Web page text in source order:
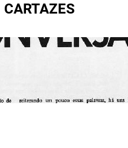
CARTAZES